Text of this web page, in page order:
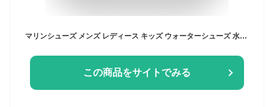
マリンシューズ メンズ レディース キッズ ウォーターシューズ 水陸両用 軽量 速乾 通気性 排水機能 修学旅行 海 川 キャンプ アウトドア ジム フィットネス Hele i Waho ヘレイワホ
この商品をサイトでみる